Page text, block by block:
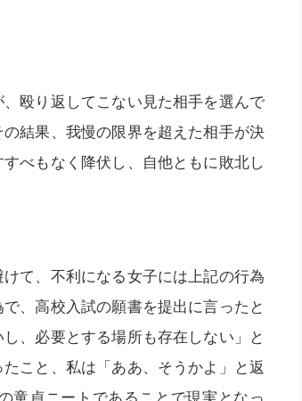
殴り返してこない見た相手を選んで
結果、我慢の限界を超えた相手が決
べもなく降伏し、自他ともに敗北し
て、不利になる女子には上記の行為
、高校入試の願書を提出に言ったと
、必要とする場所も存在しない」と
こと、私は「ああ、そうかよ」と返